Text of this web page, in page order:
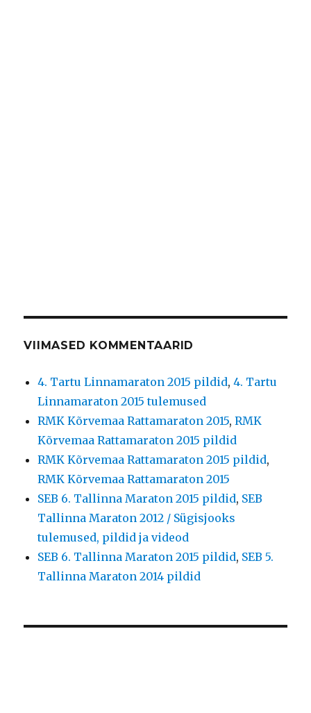
VIIMASED KOMMENTAARID
4. Tartu Linnamaraton 2015 pildid,4. Tartu
Linnamaraton 2015 tulemused
RMK Kõrvemaa Rattamaraton 2015,RMK
Kõrvemaa Rattamaraton 2015 pildid
RMK Kõrvemaa Rattamaraton 2015 pildid,
RMK Kõrvemaa Rattamaraton 2015
SEB 6. Tallinna Maraton 2015 pildid, SEB
Tallinna Maraton 2012 / Sügisjooks
tulemused, pildid ja videod
SEB 6. Tallinna Maraton 2015 pildid, SEB 5.
Tallinna Maraton 2014 pildid